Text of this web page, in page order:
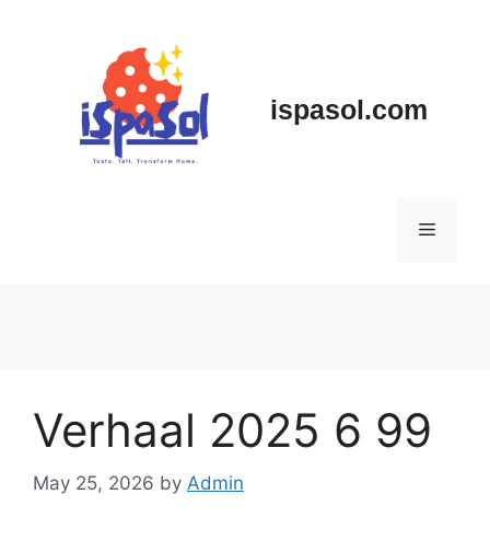
ispasol.com
Menu
Verhaal 2025 6 99
May 25, 2026 by Admin